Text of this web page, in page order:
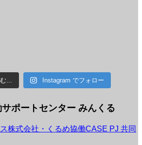
... Instagram でフォロー
ポートセンター みんくる
株式会社・くるめ協働CASE PJ 共同